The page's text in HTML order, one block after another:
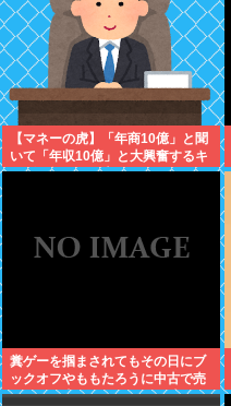
【マネーの虎】「年商10億」と聞
いて「年収10億」と大興奮するキ
ッズに教えたい大人のリアル
糞ゲーを掴まされてもその日にブ
ックオフやももたろうに中古で売
りつける事ができなくなる時代に